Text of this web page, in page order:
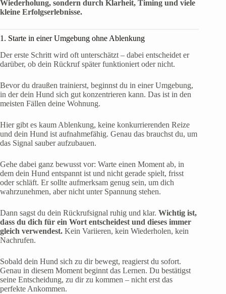
Wiederholung, sondern durch Klarheit, Timing und viele
kleine Erfolgserlebnisse.
1. Starte in einer Umgebung ohne Ablenkung
Der erste Schritt wird oft unterschätzt – dabei entscheidet er
darüber, ob dein Rückruf später funktioniert oder nicht.
Bevor du draußen trainierst, beginnst du in einer Umgebung,
in der dein Hund sich gut konzentrieren kann. Das ist in den
meisten Fällen deine Wohnung.
Hier gibt es kaum Ablenkung, keine konkurrierenden Reize
und dein Hund ist aufnahmefähig. Genau das brauchst du, um
das Signal sauber aufzubauen.
Gehe dabei ganz bewusst vor: Warte einen Moment ab, in
dem dein Hund entspannt ist und nicht gerade spielt, frisst
oder schläft. Er sollte aufmerksam genug sein, um dich
wahrzunehmen, aber nicht unter Spannung stehen.
Dann sagst du dein Rückrufsignal ruhig und klar. Wichtig ist,
dass du dich für ein Wort entscheidest und dieses immer
gleich verwendest. Kein Variieren, kein Wiederholen, kein
Nachrufen.
Sobald dein Hund sich zu dir bewegt, reagierst du sofort.
Genau in diesem Moment beginnt das Lernen. Du bestätigst
seine Entscheidung, zu dir zu kommen – nicht erst das
perfekte Ankommen.